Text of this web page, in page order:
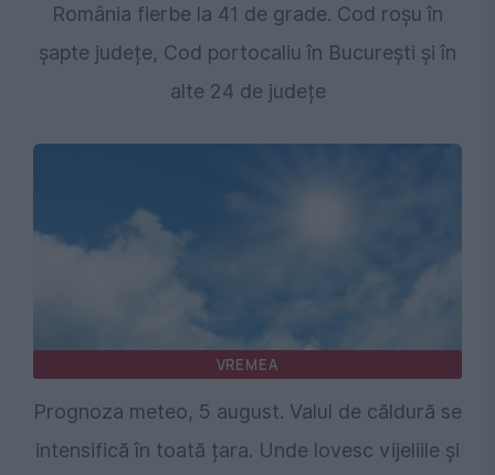
România fierbe la 41 de grade. Cod roșu în
șapte județe, Cod portocaliu în București și în
alte 24 de județe
VREMEA
Prognoza meteo, 5 august. Valul de căldură se
intensifică în toată țara. Unde lovesc vijeliile și